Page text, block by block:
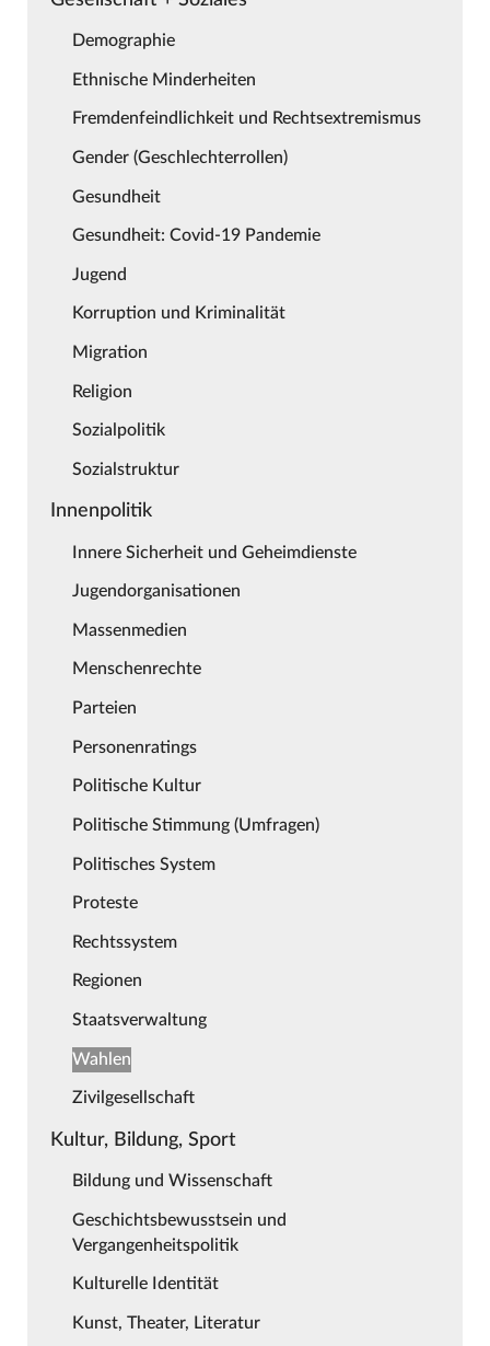
Demographie
Ethnische Minderheiten
Fremdenfeindlichkeit und Rechtsextremismus
Gender (Geschlechterrollen)
Gesundheit
Gesundheit: Covid-19 Pandemie
Jugend
Korruption und Kriminalität
Migration
Religion
Sozialpolitik
Sozialstruktur
Innenpolitik
Innere Sicherheit und Geheimdienste
Jugendorganisationen
Massenmedien
Menschenrechte
Parteien
Personenratings
Politische Kultur
Politische Stimmung (Umfragen)
Politisches System
Proteste
Rechtssystem
Regionen
Staatsverwaltung
Wahlen
Zivilgesellschaft
Kultur, Bildung, Sport
Bildung und Wissenschaft
Geschichtsbewusstsein und
Vergangenheitspolitik
Kulturelle Identität
Kunst, Theater, Literatur